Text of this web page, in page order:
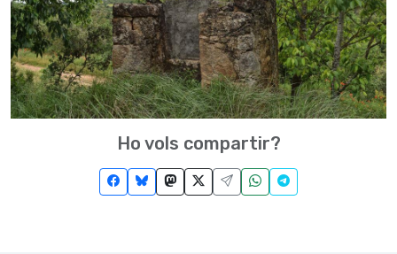
Ho vols compartir?